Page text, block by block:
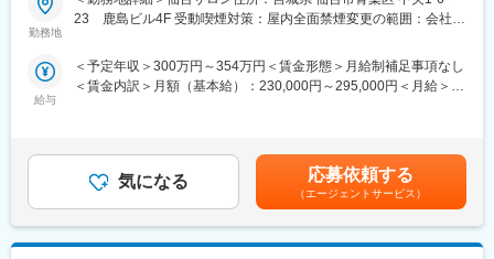
カルテ入力やご家族との情報共有などを担当
・18:00頃 退勤
※1日8～10件程度訪問します（診療20分、移動10分のサイクル）
◎人生に深く関われる
患者さんやご家族と長期的に関わるため、「ありがとう」と直接
感謝される機会が多い仕事です。
◎医療の知識が身につく
◎完全予約制だからこそ残業0時間を実現しています
◎完全未経験から活躍可能
多くの社員が未経験からのスタートです。座学研修や配属後研修
てもワークライフバランスを重視できる環境です。
◎残業0時間を実現
完全予約制のため定時に帰宅いただくことが出来ます。
■業務内容：
勤務地
23 鹿島ビル4F 受動喫煙対策：屋内全面禁煙変更の範囲：会社の
給与
＜予定年収＞300万円～354万円＜賃金形態＞月給制補足事項なし
＜賃金内訳＞月額（基本給）：230,000円～295,000円＜月給＞
2回 （7月・12月）賃金はあくまでも目安の金額であり、選考を通
じて上下する可能性があります。月給(月額)は固定手当を含めた表
記です。
気になる 応募依頼する
（エージェントサービス）